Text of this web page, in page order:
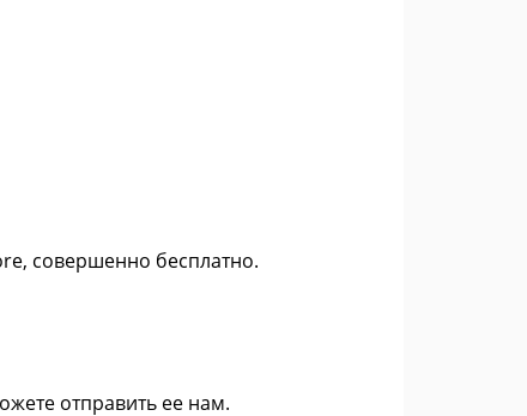
совершенно бесплатно.
отправить ее нам.